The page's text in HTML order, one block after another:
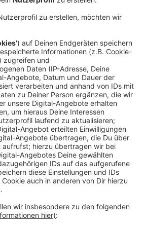
fahren.
29.11.2022 07:49
ist außerdem keine direkte
möglich. Und auch vom
nicht zur
Umleitung über den Kreisverkehr
Nobelstraße ist
für die Sperrungen sind Arbeiten
im Bereich der Zufahrt zur A59,